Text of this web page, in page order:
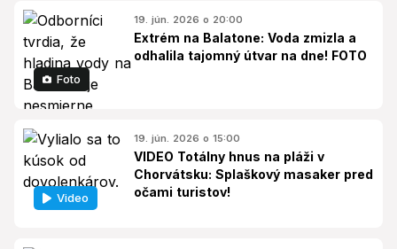
Foto
19. jún. 2026 o 20:00
Extrém na Balatone: Voda zmizla a
odhalila tajomný útvar na dne! FOTO
Video
19. jún. 2026 o 15:00
VIDEO Totálny hnus na pláži v
Chorvátsku: Splaškový masaker pred
očami turistov!